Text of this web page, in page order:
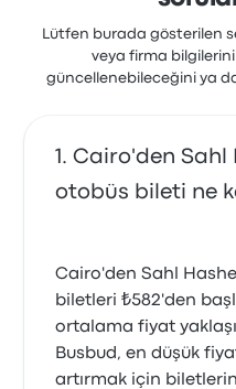
Lütfen burada gösterilen
veya firma
güncellenebileceğini ya
Cairo'den Sahl
otobüs bileti ne
Cairo'den Sahl
biletleri ₺582'den
ortalama fiyat
Busbud, en düşük
artırmak için